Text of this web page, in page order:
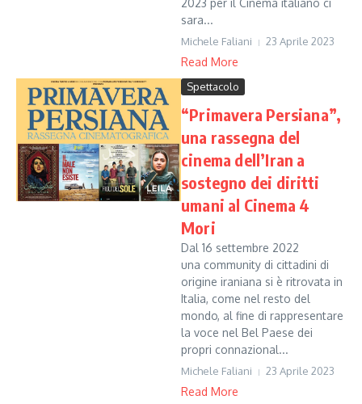
2023 per il Cinema italiano ci
sara...
Michele Faliani 23 Aprile 2023
Read More
Spettacolo
“Primavera Persiana”,
una rassegna del
cinema dell’Iran a
sostegno dei diritti
umani al Cinema 4
Mori
Dal 16 settembre 2022
una community di cittadini di
origine iraniana si è ritrovata in
Italia, come nel resto del
mondo, al fine di rappresentare
la voce nel Bel Paese dei
propri connazional...
Michele Faliani 23 Aprile 2023
Read More